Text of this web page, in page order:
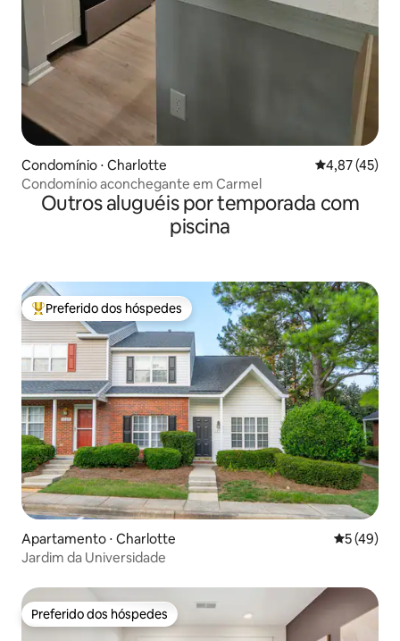
Condomínio ⋅ Charlotte 4,87 de uma
4,87 (45)
Condomínio aconchegante em Carmel
Outros aluguéis por temporada com
piscina
Entre os melhores preferidos dos hóspedes
Preferido dos hóspedes
Apartamento ⋅ Charlotte 5 de uma
5 (49)
Jardim da Universidade
Preferido dos hóspedes
Preferido dos hóspedes